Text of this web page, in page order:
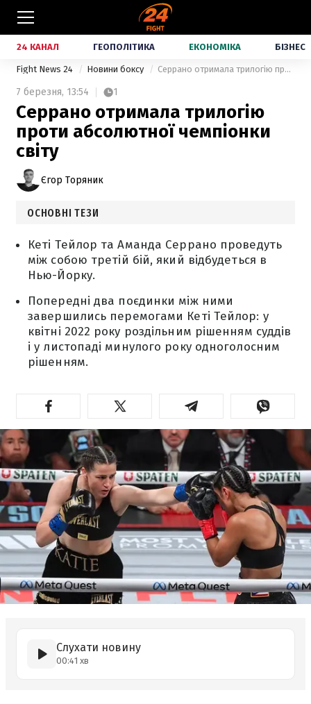
24 КАНАЛ ГЕОПОЛІТИКА ЕКОНОМІКА БІЗНЕС
Fight News 24 Новини боксу Серрано отримала трилогію проти абсолютної чемпіонки світу
7 березня, 13:54 1
Серрано отримала трилогію
проти абсолютної чемпіонки
світу
Єгор Торяник
ОСНОВНІ ТЕЗИ
Кеті Тейлор та Аманда Серрано проведуть
між собою третій бій, який відбудеться в
Нью-Йорку.
Попередні два поєдинки між ними
завершились перемогами Кеті Тейлор: у
квітні 2022 року роздільним рішенням суддів
і у листопаді минулого року одноголосним
рішенням.
Слухати новину
00:41 хв